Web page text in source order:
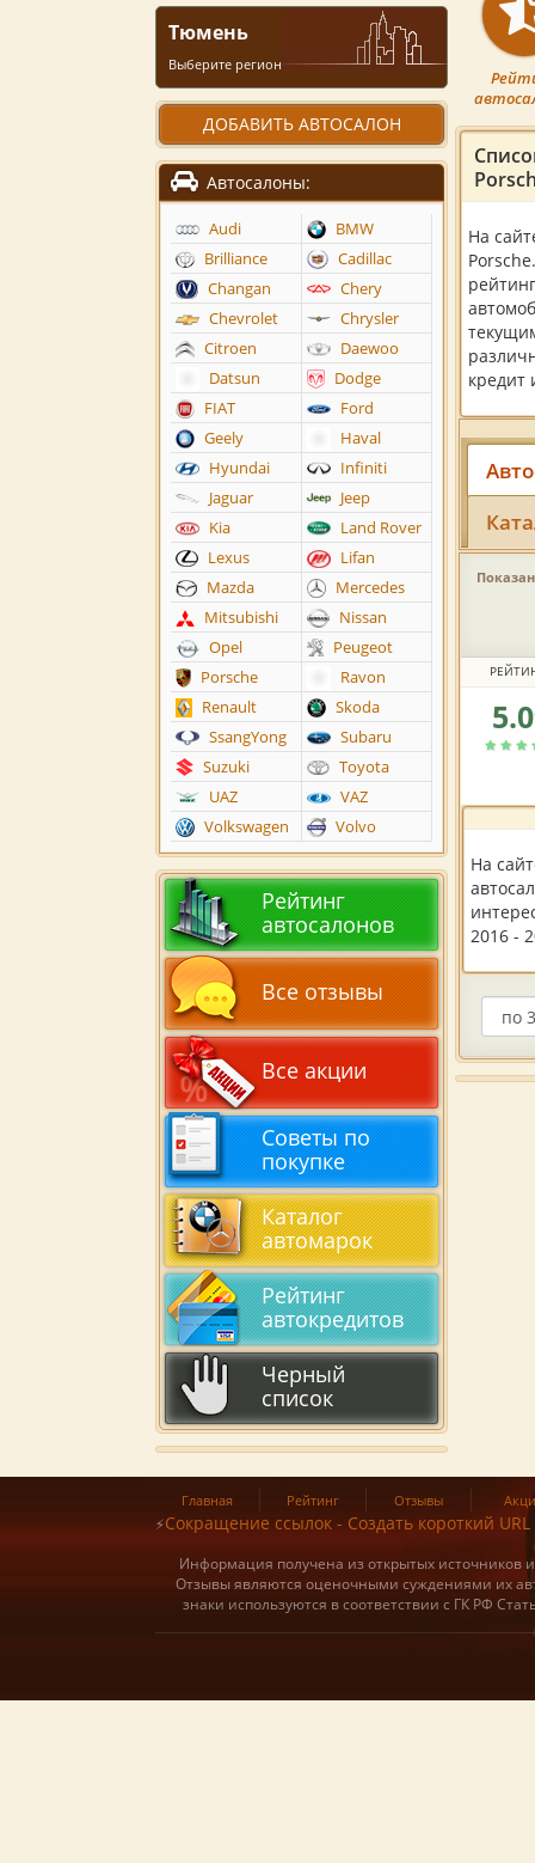
На
кредит
На
2016 -
Тюмень
Выберите регион
ДОБАВИТЬ АВТОСАЛОН
Автосалоны:
Audi
BMW
Brilliance
Cadillac
Changan
Chery
Chevrolet
Chrysler
Citroen
Daewoo
Datsun
Dodge
FIAT
Ford
Geely
Haval
Hyundai
Infiniti
Jaguar
Jeep
Kia
Land Rover
Lexus
Lifan
Mazda
Mercedes
Mitsubishi
Nissan
Opel
Peugeot
Porsche
Ravon
Renault
Skoda
SsangYong
Subaru
Suzuki
Toyota
UAZ
VAZ
Volkswagen
Volvo
Рейтинг
автосалонов
Все отзывы
Все акции
Советы по
покупке
Каталог
автомарок
Рейтинг
автокредитов
Черный
список
Главная Рейтинг Отзывы
⚡Сокращение ссылок - Создать короткий URL
Информация получена из открытых источников
Отзывы являются оценочными суждениями их
знаки используются в соответствии с ГК РФ